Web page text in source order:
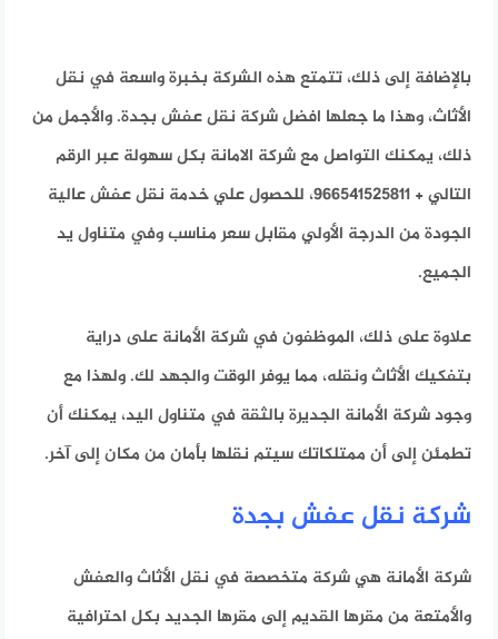
بالإضافة إلى ذلك، تتمتع هذه الشركة بخبرة واسعة في نقل
الأثاث، وهذا ما جعلها افضل شركة نقل عفش بجدة. والأجمل من
ذلك، يمكنك التواصل مع شركة الامانة بكل سهولة عبر الرقم
التالي + 966541525811، للحصول علي خدمة نقل عفش عالية
الجودة من الدرجة الأولي مقابل سعر مناسب وفي متناول يد
الجميع.
علاوة على ذلك، الموظفون في شركة الأمانة على دراية
بتفكيك الأثاث ونقله، مما يوفر الوقت والجهد لك. ولهذا مع
وجود شركة الأمانة الجديرة بالثقة في متناول اليد، يمكنك أن
تطمئن إلى أن ممتلكاتك سيتم نقلها بأمان من مكان إلى آخر.
شركة نقل عفش بجدة
شركة الأمانة هي شركة متخصصة في نقل الأثاث والعفش
والأمتعة من مقرها القديم إلى مقرها الجديد بكل احترافية